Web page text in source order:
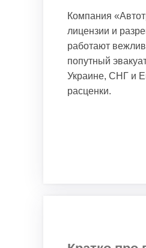
Компания
лицензии и
работают
попутный
Украине, СНГ и
расценки.